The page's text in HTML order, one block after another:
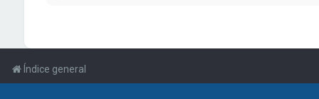
Índice general